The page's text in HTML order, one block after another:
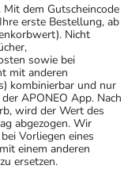
dem Gutscheincode
erste Bestellung, ab
Nicht
sowie bei
mit anderen
kombinierbar und nur
APONEO App. Nach
wird der Wert des
abgezogen. Wir
Vorliegen eines
einem anderen
ersetzen.